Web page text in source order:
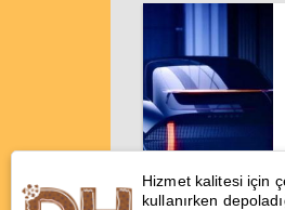
Hizmet kalitesi için
kullanırken